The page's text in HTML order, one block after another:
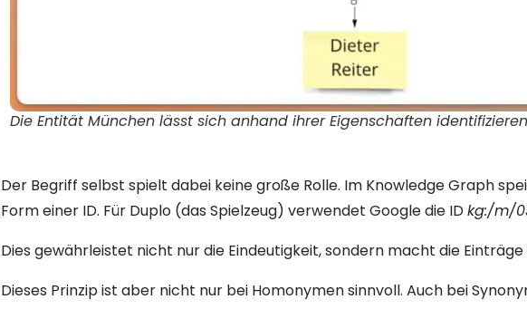
Die Entität München lässt sich anhand ihrer Eigenschaften identifizieren
Der Begriff selbst spielt dabei keine große Rolle. Im Knowledge Graph
Form einer ID. Für Duplo (das Spielzeug) verwendet Google die IDkg:/m/
Dies gewährleistet nicht nur die Eindeutigkeit, sondern macht die
Dieses Prinzip ist aber nicht nur bei Homonymen sinnvoll. Auch bei